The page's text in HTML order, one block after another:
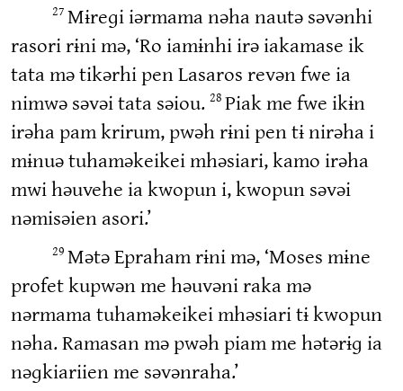
27 Mɨreɡi iərmama nəha nautə səvənhi
rasori rɨni mə, ‘Ro iamɨnhi irə iakamase ik
tata mə tikərhi pen Lasaros revən fwe ia
nimwə səvəi tata səiou. 28 Piak me fwe ikɨn
irəha pam krirum, pwəh rɨni pen tɨ nirəha i
mɨnuə tuhaməkeikei mhəsiari, kamo irəha
mwi həuvehe ia kwopun i, kwopun səvəi
nəmisəien asori.’
29 Mətə Epraham rɨni mə, ‘Moses mɨne
profet kupwən me həuvəni raka mə
nərmama tuhaməkeikei mhəsiari tɨ kwopun
nəha. Ramasan mə pwəh piam me hətərɨɡ ia
nəɡkiariien me səvənraha.’